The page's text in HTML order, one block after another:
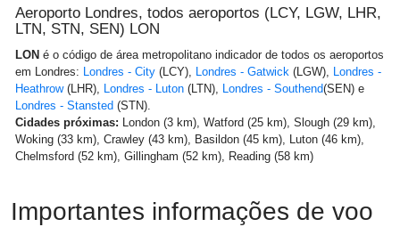
Aeroporto Londres, todos aeroportos (LCY, LGW, LHR,
LTN, STN, SEN) LON
LON é o código de área metropolitano indicador de todos os aeroportos
em Londres: Londres - City (LCY), Londres - Gatwick (LGW), Londres -
Heathrow(LHR), Londres - Luton (LTN), Londres - Southend(SEN) e
Londres - Stansted (STN).
Cidades próximas: London (3 km), Watford (25 km), Slough (29 km),
Woking (33 km), Crawley (43 km), Basildon (45 km), Luton (46 km),
Chelmsford (52 km), Gillingham (52 km), Reading (58 km)
Importantes informações de voo